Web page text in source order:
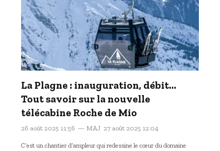
La Plagne : inauguration, débit…
Tout savoir sur la nouvelle
télécabine Roche de Mio
26 août 2025 11:56 MAJ 27 août 2025 12:04
C’est un chantier d’ampleur qui redessine le cœur du domaine